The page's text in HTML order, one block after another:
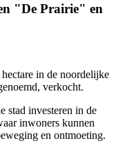
"De Prairie" en
in de noordelijke
verkocht.
stad investeren in de
inwoners kunnen
en ontmoeting.